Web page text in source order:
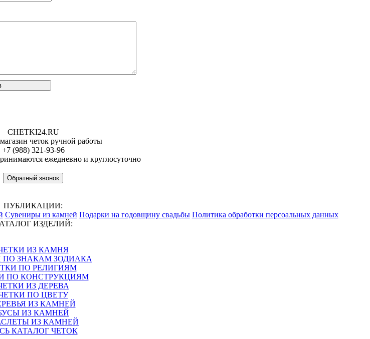
CHETKI24.RU
четок ручной работы
+7 (988) 321-93-96
ежедневно и круглосуточно
Обратный звонок
ПУБЛИКАЦИИ:
Сувениры из камней Подарки на годовщину свадьбы Политика обработки персоальных данных
ИЗДЕЛИЙ:
ИЗ КАМНЯ
ПО ЗНАКАМ ЗОДИАКА
ПО РЕЛИГИЯМ
ПО КОНСТРУКЦИЯМ
ИЗ ДЕРЕВА
ПО ЦВЕТУ
ИЗ КАМНЕЙ
ИЗ КАМНЕЙ
ИЗ КАМНЕЙ
КАТАЛОГ ЧЕТОК